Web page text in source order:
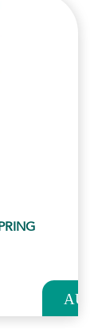
AU